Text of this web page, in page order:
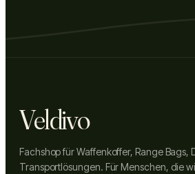
Veldivo
Fachshop für Waffenkoffer, Range Bags,
Transportlösungen. Für Menschen, die